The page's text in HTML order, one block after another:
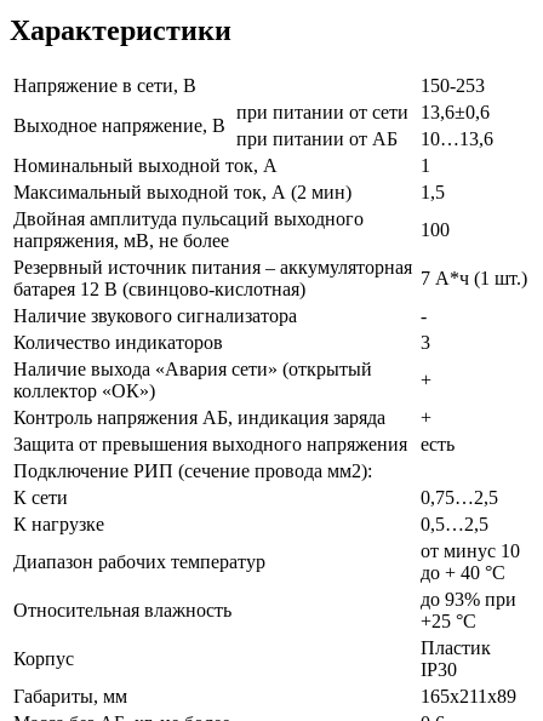
Характеристики
Напряжение в сети, В
150-253
Выходное напряжение, В
при питании от сети
13,6±0,6
при питании от АБ
10…13,6
Номинальный выходной ток, А
1
Максимальный выходной ток, А (2 мин)
1,5
Двойная амплитуда пульсаций выходного
напряжения, мВ, не более
100
Резервный источник питания – аккумуляторная
батарея 12 В (свинцово-кислотная)
7 А*ч (1 шт.)
Наличие звукового сигнализатора
-
Количество индикаторов
3
Наличие выхода «Авария сети» (открытый
коллектор «ОК»)
+
Контроль напряжения АБ, индикация заряда
+
Защита от превышения выходного напряжения
есть
Подключение РИП (сечение провода мм2):
К сети
0,75…2,5
К нагрузке
0,5…2,5
Диапазон рабочих температур
от минус 10
до + 40 °C
Относительная влажность
до 93% при
+25 °C
Корпус
Пластик
IP30
Габариты, мм
165х211х89